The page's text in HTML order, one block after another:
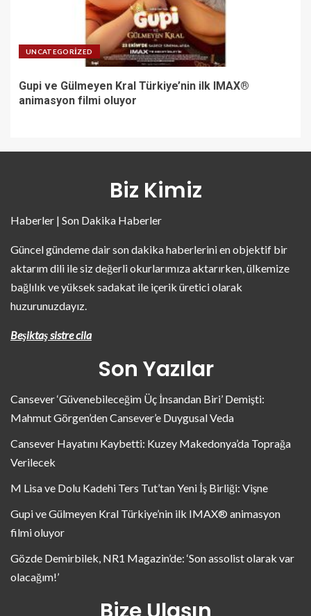
UNCATEGORIZED
Gupi ve Gülmeyen Kral Türkiye’nin ilk IMAX®
animasyon filmi oluyor
Biz Kimiz
Haberler | Son Dakika Haberler
Güncel gündeme dair son dakika haberlerini en objektif bir
aktarım dili ile siz değerli okurlarımıza aktarırken, ülkemize
bağlılık ve yüksek sadakat ile içerik üretici olarak
huzurunuzdayız.
Beşiktaş sistre cila
Son Yazılar
Cansever ‘Güvenebileceğim Üç İnsandan Biri’ Demişti:
Mahmut Görgen’den Cansever’e Duygusal Veda
Cansever Hayatını Kaybetti: Kuzey Makedonya’da Toprağa
Verilecek
M Lisa ve Dolu Kadehi Ters Tut’tan Yeni İş Birliği: Vişne
Gupi ve Gülmeyen Kral Türkiye’nin ilk IMAX® animasyon
filmi oluyor
Gözde Demirbilek, NR1 Magazin’de: ‘Son assolist olarak var
olacağım!’